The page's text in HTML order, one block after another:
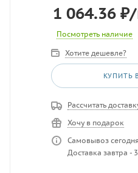
1 064.36 ₽
Посмотреть наличие
Хотите дешевле?
КУПИТЬ
Рассчитать
Хочу в подарок
Самовывоз
Доставка завтра -